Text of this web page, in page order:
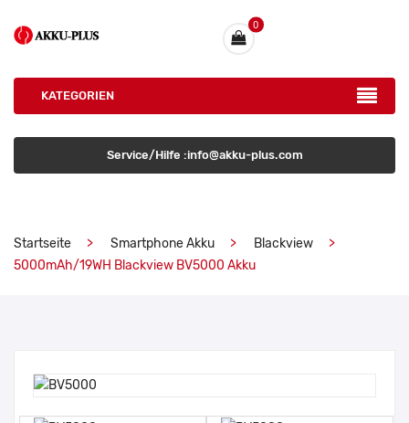
0
KATEGORIEN
Service/Hilfe :info@akku-plus.com
Startseite Smartphone Akku
Blackview
5000mAh/19WH Blackview BV5000 Akku